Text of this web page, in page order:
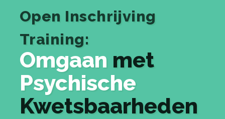
Open Inschrijving
Training:
Omgaan met
Psychische
Kwetsbaarheden